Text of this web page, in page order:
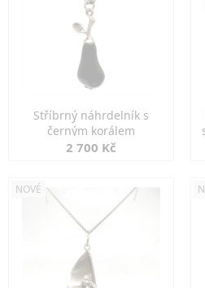
Stříbrný náhrdelník s
černým korálem
2 700 Kč
NOVÉ